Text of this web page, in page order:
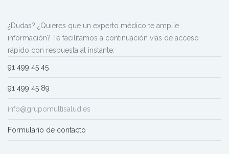
¿Dudas? ¿Quieres que un experto médico te amplíe
información? Te facilitamos a continuación vías de acceso
rápido con respuesta al instante:
91 499 45 45
91 499 45 89
info@grupomultisalud.es
Formulario de contacto